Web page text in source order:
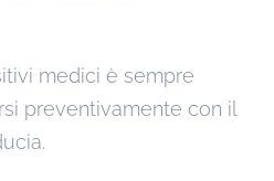
medici è sempre
preventivamente con il